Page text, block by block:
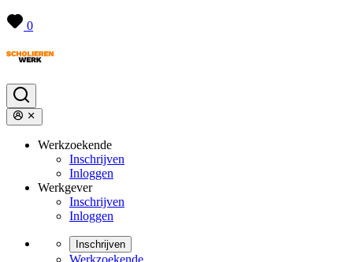
0
Werkzoekende
Inschrijven
Inloggen
Werkgever
Inschrijven
Inloggen
Inschrijven
Werkzoekende